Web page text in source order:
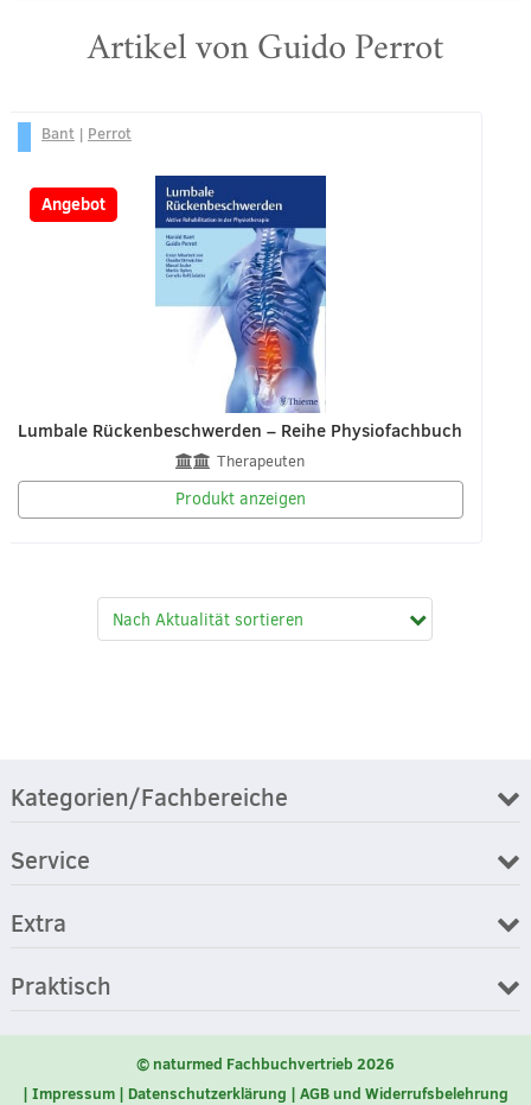
Artikel von Guido Perrot
Bant| Perrot
-29%
Angebot
Lumbale Rückenbeschwerden – Reihe Physiofachbuch
Therapeuten
Produkt anzeigen
Kategorien/Fachbereiche
Service
Extra
Praktisch
© naturmed Fachbuchvertrieb 2026
Impressum
Datenschutzerklärung AGB und Widerrufsbelehrung